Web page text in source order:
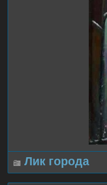
Лик города